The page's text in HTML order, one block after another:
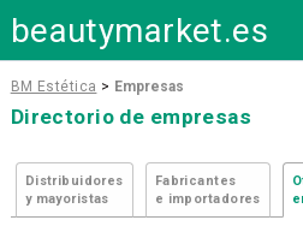
beautymarket.es
BM Estética > Empresas
Directorio de empresas
Distribuidores
y mayoristas
Fabricantes
e importadores